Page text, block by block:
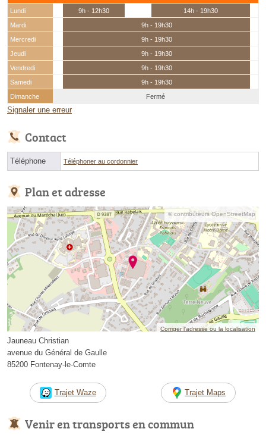
Lundi 9h - 12h30
14h - 19h30
Mardi
9h - 19h30
Mercredi
9h - 19h30
Jeudi
9h - 19h30
Vendredi
9h - 19h30
Samedi
9h - 19h30
Dimanche
Fermé
Signaler une erreur
Contact
Téléphone Téléphoner au cordonnier
Plan et adresse
© contributeurs OpenStreetMap
Corriger l’adresse ou la localisation
Jauneau Christian
avenue du Général de Gaulle
85200 Fontenay-le-Comte
Trajet Waze Trajet Maps
Venir en transports en commun